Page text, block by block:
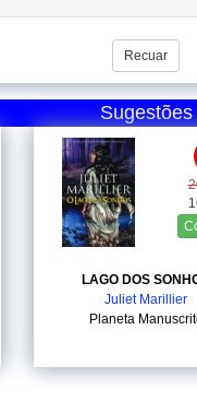
Recuar
Sugestões
LAGO DOS
Juliet Marillier
Planeta